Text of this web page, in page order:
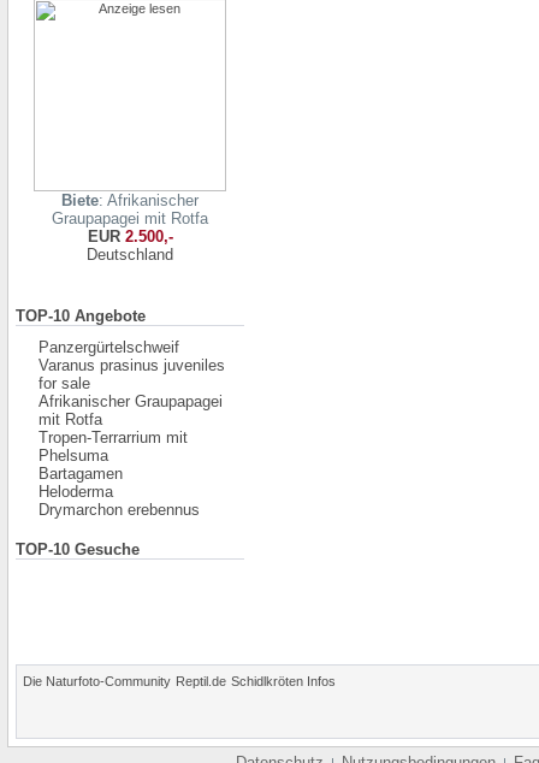
Biete: Afrikanischer
Graupapagei mit Rotfa
EUR2.500,-
Deutschland
TOP-10 Angebote
Panzergürtelschweif
Varanus prasinus juveniles
for sale
Afrikanischer Graupapagei
mit Rotfa
Tropen-Terrarrium mit
Phelsuma
Bartagamen
Heloderma
Drymarchon erebennus
TOP-10 Gesuche
Die Naturfoto-Community Reptil.de Schidlkröten Infos